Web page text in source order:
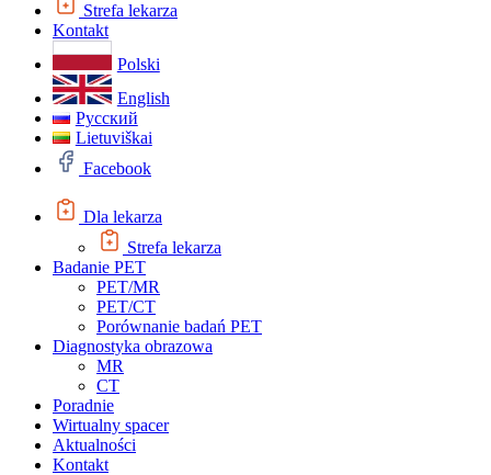
Strefa lekarza
Kontakt
Polski
English
Русский
Lietuviškai
Facebook
Dla lekarza
Strefa lekarza
Badanie PET
PET/MR
PET/CT
Porównanie badań PET
Diagnostyka obrazowa
MR
CT
Poradnie
Wirtualny spacer
Aktualności
Kontakt